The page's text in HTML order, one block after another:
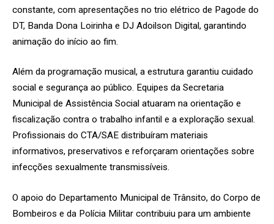
constante, com apresentações no trio elétrico de Pagode do
DT, Banda Dona Loirinha e DJ Adoilson Digital, garantindo
animação do início ao fim.
Além da programação musical, a estrutura garantiu cuidado
social e segurança ao público. Equipes da Secretaria
Municipal de Assistência Social atuaram na orientação e
fiscalização contra o trabalho infantil e a exploração sexual.
Profissionais do CTA/SAE distribuíram materiais
informativos, preservativos e reforçaram orientações sobre
infecções sexualmente transmissíveis.
O apoio do Departamento Municipal de Trânsito, do Corpo de
Bombeiros e da Polícia Militar contribuiu para um ambiente